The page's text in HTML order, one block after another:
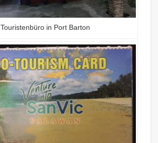
Touristenbüro in Port Barton